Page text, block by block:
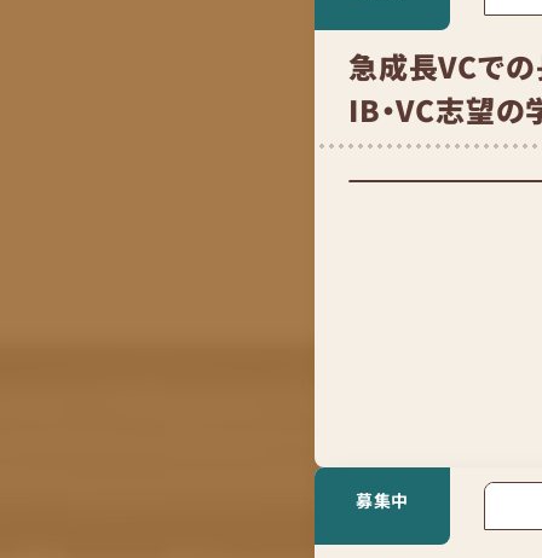
急成長VCでの
IB・VC志望の
募集中